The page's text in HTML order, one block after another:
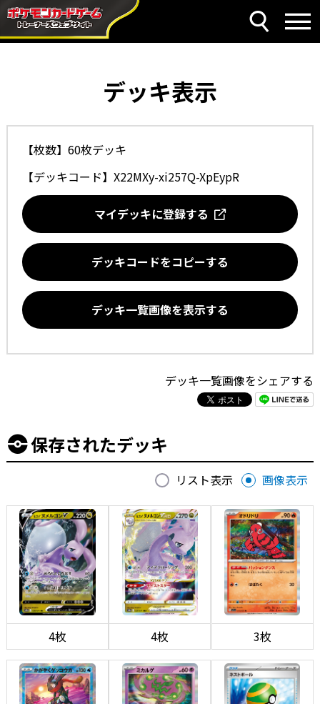
デッキ表示
【枚数】60枚デッキ
【デッキコード】 X22MXy-xi257Q-XpEypR
マイデッキに登録する
デッキコードをコピーする
デッキ一覧画像を表示する
デッキ一覧画像をシェアする
保存されたデッキ
リスト表示 画像表示
4枚 4枚 3枚